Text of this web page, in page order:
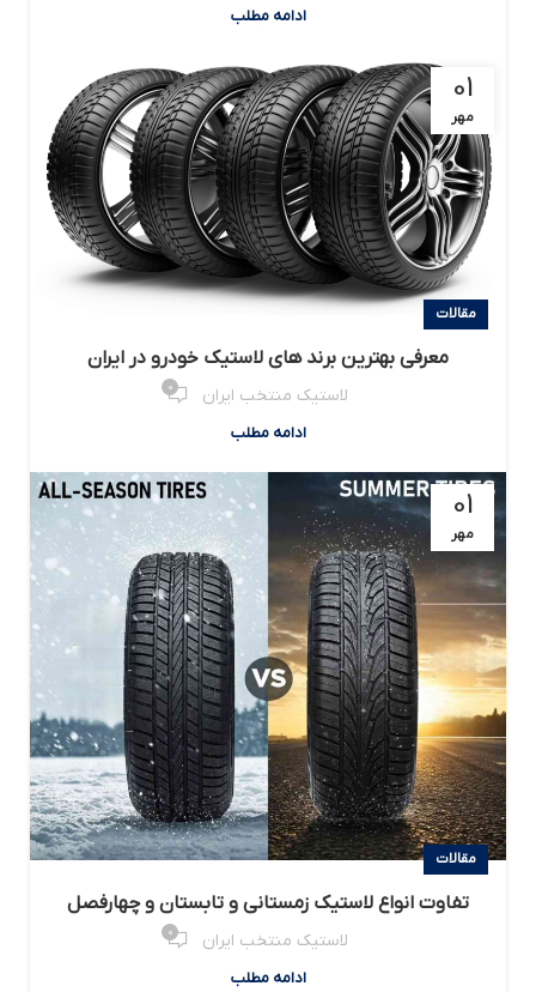
ادامه مطلب
01
مهر
مقالات
معرفی بهترین برند های لاستیک خودرو در ایران
لاستیک منتخب ایران 0
ادامه مطلب
01
مهر
مقالات
تفاوت انواع لاستیک زمستانی و تابستان و چهارفصل
لاستیک منتخب ایران 0
ادامه مطلب